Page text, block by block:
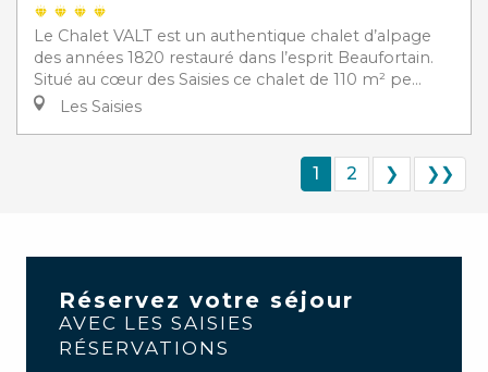
Le Chalet VALT est un authentique chalet d’alpage
des années 1820 restauré dans l’esprit Beaufortain.
Situé au cœur des Saisies ce chalet de 110 m² pe...
Les Saisies
1 2 ❯ ❯❯
Réservez votre séjour
AVEC LES SAISIES
RÉSERVATIONS